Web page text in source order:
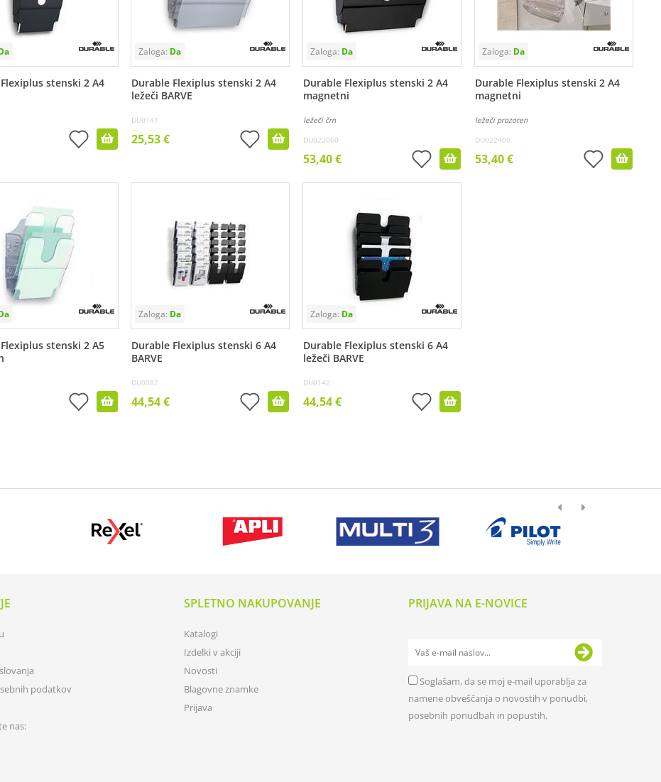
stenski 2 A4
Durable Flexiplus stenski 2 A4
ležeči BARVE
DU0141
25,53 €
Durable Flexiplus stenski 2 A4
magnetni
ležeči črn
DU022060
53,40 €
Durable Flexiplus stenski 2 A4
magnetni
ležeči prozoren
DU022400
53,40 €
stenski 2 A5
Durable Flexiplus stenski 6 A4
BARVE
DU0082
44,54 €
Durable Flexiplus stenski 6 A4
ležeči BARVE
DU0142
44,54 €
podatkov
nas:
SPLETNO NAKUPOVANJE
Katalogi
Izdelki v akciji
Novosti
Blagovne znamke
Prijava
PRIJAVA NA E-NOVICE
Soglašam, da se moj e-mail uporablja za
namene obveščanja o novostih v ponudbi,
posebnih ponudbah in popustih.